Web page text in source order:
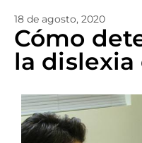
18 de agosto, 2020
Cómo
la